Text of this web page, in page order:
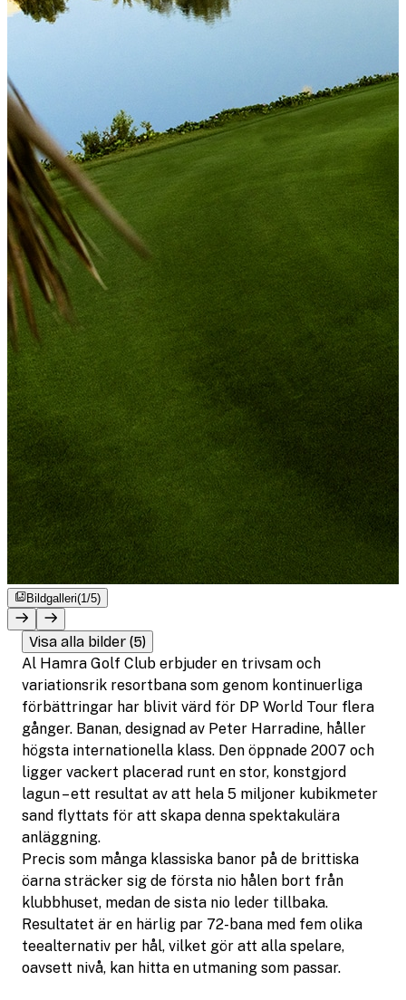
Bildgalleri(1/5)
Visa alla bilder (5)
Al Hamra Golf Club erbjuder en trivsam och
variationsrik resortbana som genom kontinuerliga
förbättringar har blivit värd för DP World Tour flera
gånger. Banan, designad av Peter Harradine, håller
högsta internationella klass. Den öppnade 2007 och
ligger vackert placerad runt en stor, konstgjord
lagun – ett resultat av att hela 5 miljoner kubikmeter
sand flyttats för att skapa denna spektakulära
anläggning.
Precis som många klassiska banor på de brittiska
öarna sträcker sig de första nio hålen bort från
klubbhuset, medan de sista nio leder tillbaka.
Resultatet är en härlig par 72-bana med fem olika
teealternativ per hål, vilket gör att alla spelare,
oavsett nivå, kan hitta en utmaning som passar.